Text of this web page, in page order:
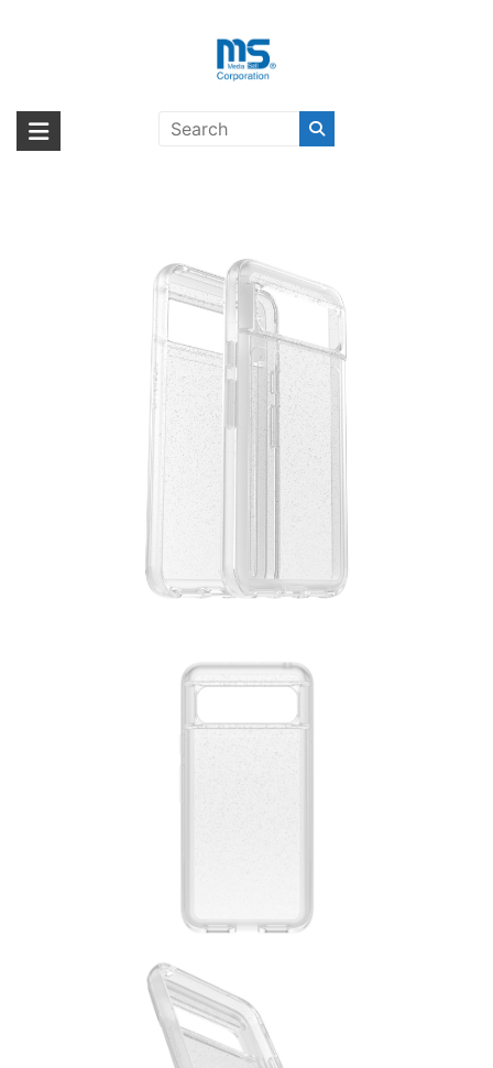
海外輸入ブランド商品｜株式会社
海外事業部が取り揃えている海外輸入商品には、日本では珍しい「海外ブ
ランド」をはじめ「ユニークな商品」「機能的な商品」「コストパフォー
8 Stardust Clear〔オッターボック